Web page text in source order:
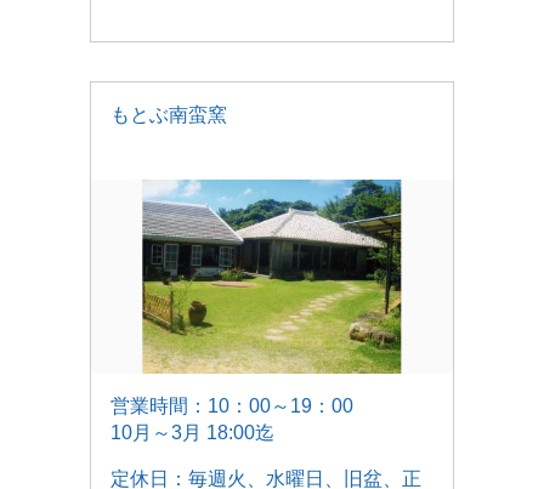
もとぶ南蛮窯
営業時間：10：00～19：00
10月～3月 18:00迄
定休日：毎週火、水曜日、旧盆、正